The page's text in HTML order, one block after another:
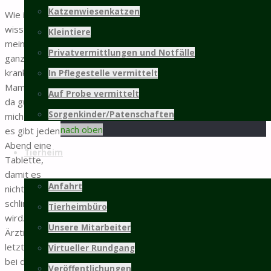
Katzenwiesenkatzen
Kleintiere
Privatvermittlungen und Notfälle
In Pflegestelle vermittelt
Auf Probe vermittelt
Sorgenkinder/Patenschaften
Tierheim
Anfahrt
Tierheimbüro
Unsere Mitarbeiter
Virtueller Rundgang
Veröffentlichungen
Wie ihr ja
wisst, ist
mein Herz
ganz schön
krank. Aber
Mama passt
da gut auf
mich auf und
es gibt jeden
Abend eine
Tablette,
damit es
nicht
schlimmer
wird. Die
Ärztin hat
letztes Jahr
bei der
weitere Infos...
Mitgliedschaft
©2025 Tierschutz Hildesheim und Umgebung
e.V.
PRÄSENTIERT VONSEPTERA
Zurück
nach oben